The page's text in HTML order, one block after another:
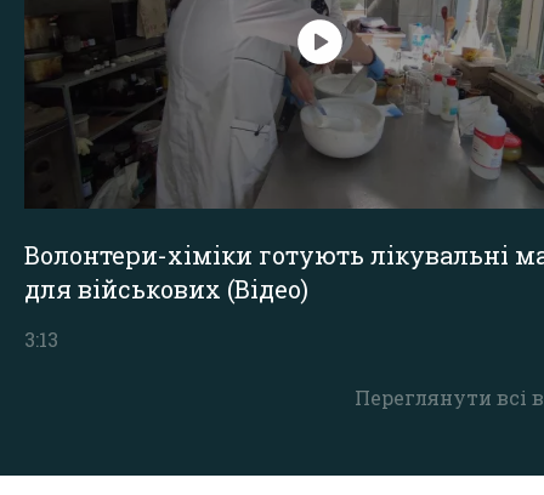
Переглянути всі
Волонтери-хіміки готують лікувальні
для військових (Відео)
3:13